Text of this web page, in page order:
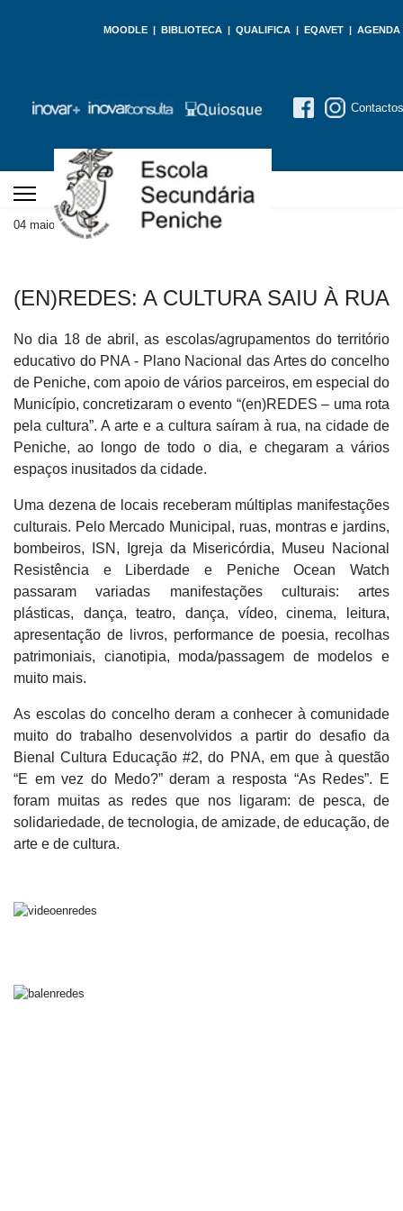
MOODLE | BIBLIOTECA | QUALIFICA | EQAVET | AGENDA
Contactos
04 maio 2026 Atualizado em 06 maio 2026
(EN)REDES: A CULTURA SAIU À RUA
No dia 18 de abril, as escolas/agrupamentos do território
educativo do PNA - Plano Nacional das Artes do concelho
de Peniche, com apoio de vários parceiros, em especial do
Município, concretizaram o evento “(en)REDES – uma rota
pela cultura”. A arte e a cultura saíram à rua, na cidade de
Peniche, ao longo de todo o dia, e chegaram a vários
espaços inusitados da cidade.
Uma dezena de locais receberam múltiplas manifestações
culturais. Pelo Mercado Municipal, ruas, montras e jardins,
bombeiros, ISN, Igreja da Misericórdia, Museu Nacional
Resistência e Liberdade e Peniche Ocean Watch
passaram variadas manifestações culturais: artes
plásticas, dança, teatro, dança, vídeo, cinema, leitura,
apresentação de livros, performance de poesia, recolhas
patrimoniais, cianotipia, moda/passagem de modelos e
muito mais.
As escolas do concelho deram a conhecer à comunidade
muito do trabalho desenvolvidos a partir do desafio da
Bienal Cultura Educação #2, do PNA, em que à questão
“E em vez do Medo?” deram a resposta “As Redes”. E
foram muitas as redes que nos ligaram: de pesca, de
solidariedade, de tecnologia, de amizade, de educação, de
arte e de cultura.